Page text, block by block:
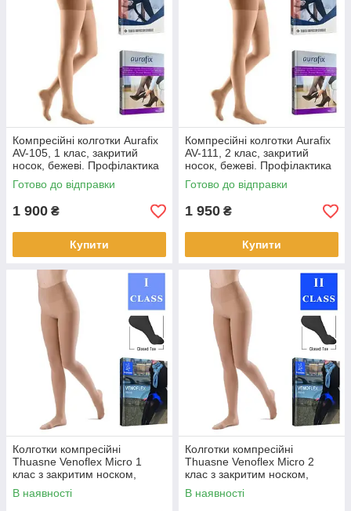
Компресійні колготки Aurafix
AV-105, 1 клас, закритий
носок, бежеві. Профілактика
варикозу.
Готово до відправки
1 900 ₴
Купити
Компресійні колготки Aurafix
AV-111, 2 клас, закритий
носок, бежеві. Профілактика
венозних розладів.
Готово до відправки
1 950 ₴
Купити
Колготки компресійні
Thuasne Venoflex Micro 1
клас з закритим носком,
карамельні. Профілактика
варікозу.
В наявності
Колготки компресійні
Thuasne Venoflex Micro 2
клас з закритим носком,
карамельні, стандартні.
Профілактика варікозу.
В наявності